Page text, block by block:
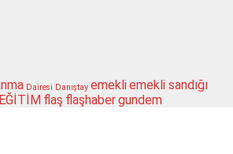
Dairesi Danıştay emekliemekli sandığı
EĞİTİM flaş flaşhabergundem